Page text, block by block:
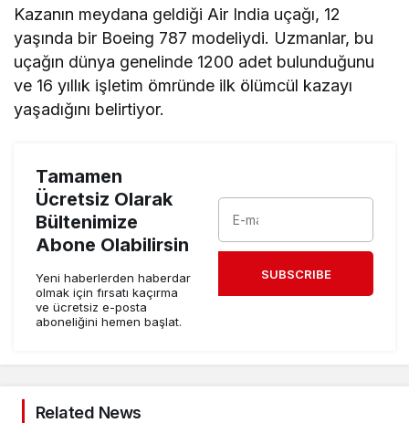
Kazanın meydana geldiği Air India uçağı, 12
yaşında bir Boeing 787 modeliydi. Uzmanlar, bu
uçağın dünya genelinde 1200 adet bulunduğunu
ve 16 yıllık işletim ömründe ilk ölümcül kazayı
yaşadığını belirtiyor.
Tamamen
Ücretsiz Olarak
Bültenimize
Abone Olabilirsin
Yeni haberlerden haberdar
olmak için fırsatı kaçırma
ve ücretsiz e-posta
aboneliğini hemen başlat.
SUBSCRIBE
Related News